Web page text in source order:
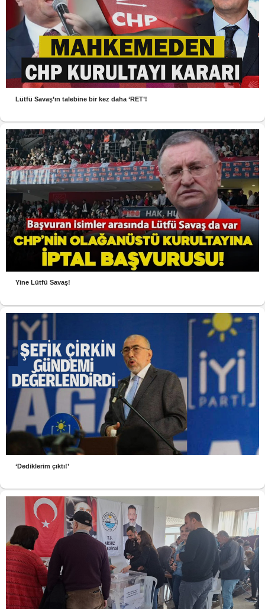
Lütfü Savaş’ın talebine bir kez daha ‘RET’!
Yine Lütfü Savaş!
‘Dediklerim çıktı!’